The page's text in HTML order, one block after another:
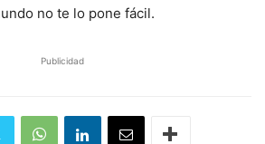
no te lo pone fácil.
Publicidad